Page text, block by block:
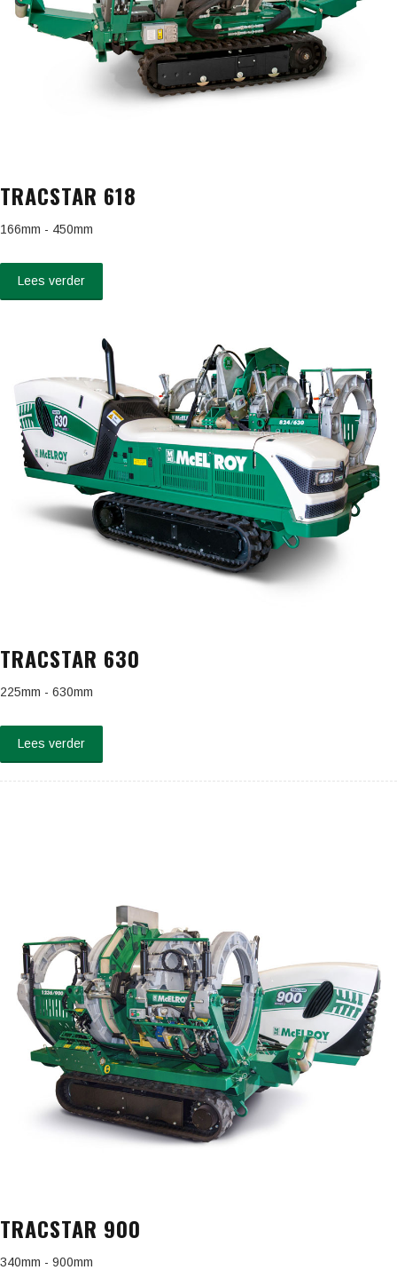
TRACSTAR 618
166mm - 450mm
Lees verder
TRACSTAR 630
225mm - 630mm
Lees verder
TRACSTAR 900
340mm - 900mm